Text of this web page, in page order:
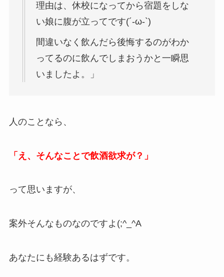
理由は、休校になってから宿題をしな
い娘に腹が立ってです(´-ω-`)
間違いなく飲んだら後悔するのがわか
ってるのに飲んでしまおうかと一瞬思
いましたよ。」
人のことなら、
「え、そんなことで飲酒欲求が？」
って思いますが、
案外そんなものなのですよ(;^_^A
あなたにも経験あるはずです。